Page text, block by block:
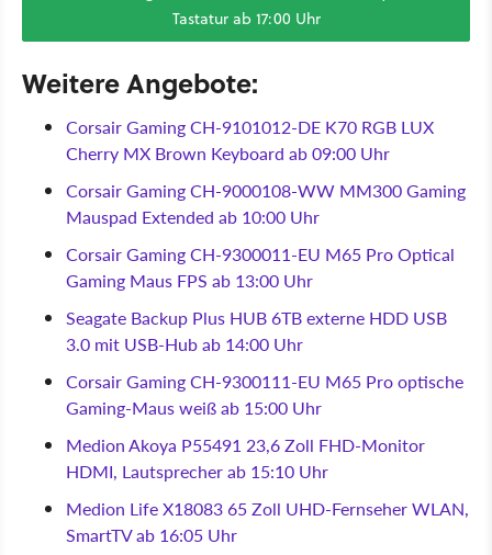
Tastatur ab 17:00 Uhr
Weitere Angebote:
Corsair Gaming CH-9101012-DE K70 RGB LUX
Cherry MX Brown Keyboard ab 09:00 Uhr
Corsair Gaming CH-9000108-WW MM300 Gaming
Mauspad Extended ab 10:00 Uhr
Corsair Gaming CH-9300011-EU M65 Pro Optical
Gaming Maus FPS ab 13:00 Uhr
Seagate Backup Plus HUB 6TB externe HDD USB
3.0 mit USB-Hub ab 14:00 Uhr
Corsair Gaming CH-9300111-EU M65 Pro optische
Gaming-Maus weiß ab 15:00 Uhr
Medion Akoya P55491 23,6 Zoll FHD-Monitor
HDMI, Lautsprecher ab 15:10 Uhr
Medion Life X18083 65 Zoll UHD-Fernseher WLAN,
SmartTV ab 16:05 Uhr